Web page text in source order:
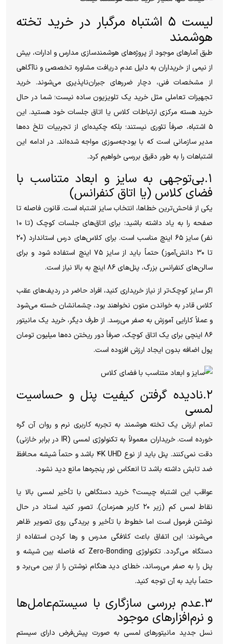
لیست ۵ اشتباه مرگبار در خرید تخته
هوشمند
طبق آمارهای موجود از پروژه‌های هوشمندسازی مدارس و ادارات، بیش
از نیمی از خریداران به دلیل عدم دریافت مشاوره تخصصی و ناآگاهی
از مشخصات فنی، دچار ضررهای جبران‌ناپذیری می‌شوند. خرید
تجهیزات تعاملی مثل خرید یک تلویزیون ساده نیست؛ شما در حال
خرید هسته مرکزی ارتباطات کلاس یا اتاق جلسات خود هستید. این
۵ اشتباه، صرفاً تئوری نیستند؛ بلکه چکیده‌ای از تجربیات تلخ ده‌ها
مدیر سازمانی است که با بودجه‌سوزی مواجه شده‌اند. در ادامه این
اشتباهات را به طور دقیق بررسی خواهیم کرد.
۱.بی‌توجهی به سایز و ابعاد متناسب با
فضای کلاس (یا اتاق کنفرانس)
یکی از فاحش‌ترین خطاها، انتخاب سایز اشتباه است. قانون فاصله تا
صفحه را به یاد داشته باشید: برای اتاق‌های جلسات کوچک (تا ۱۰
نفر) سایز ۶۵ اینچ مناسب است. برای کلاس‌های درس استاندارد (۲۰
تا ۳۰ دانش‌آموز) حتماً باید از سایز ۷۵ اینچ استفاده شود و برای
سالن‌های کنفرانس بزرگ، پنل‌های ۸۶ اینچ به بالا نیاز است.
اگر سایز کوچک‌تر از نیاز خریداری کنید، افراد حاضر در ردیف‌های عقب
کلاس قادر به خواندن متون نخواهند بود، چشمانشان خسته می‌شود
و عملاً کارایی آموزش به صفر می‌رسد. از طرف دیگر، خرید یک مانیتور
۸۶ اینچی برای یک اتاق کوچک، صرفاً دور ریختن ده‌ها میلیون تومان
پول اضافه بدون ایجاد ارزش افزوده‌ است.
۲.نادیده گرفتن کیفیت پنل و حساسیت
لمسی
تمام ارزش یک تخته هوشمند به تجربه کاربری نرم و روان آن گره
خورده است. خریداران معمولاً به تکنولوژی لمسی (IR در برابر خازنی)
دقت نمی‌کنند. پنل باید از نوع ۴K UHD باشد و حتماً شیشه محافظ
ضد تابش داشته باشد تا انعکاس نور پنجره‌ها مانع دید نشود.
عواقب این اشتباه چیست؟ خرید دستگاهی با تأخیر لمسی بالا یا
نقاط لمس کم (زیر ۲۰ کاربر همزمان). تصور کنید استاد در حال
نوشتن فرمول است اما خطوط با تأخیر و بریدگی روی تصویر ظاهر
می‌شوند؛ این اتفاق باعث کلافگی مدرس و رها کردن استفاده از
دستگاه می‌گردد. تکنولوژی Zero-Bonding که فاصله بین شیشه و
پنل را به صفر می‌رساند، خطای دید هنگام نوشتن را از بین می‌برد و
حتماً باید به آن توجه کنید.
۳.عدم بررسی سازگاری با سیستم‌عامل‌ها
و نرم‌افزارهای موجود
نسل جدید مانیتورهای لمسی به صورت پیش‌فرض دارای سیستم